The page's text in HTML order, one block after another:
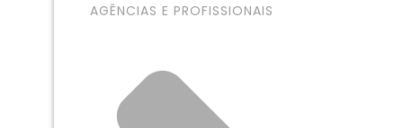
AGÊNCIAS E PROFISSIONAIS